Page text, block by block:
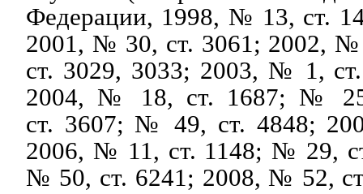
Федерации, 1998, № 13, ст.
2001, № 30, ст. 3061; 2002,
ст. 3029, 3033; 2003, № 1,
2004, № 18, ст. 1687; №
ст. 3607; № 49, ст. 4848;
2006, № 11, ст. 1148; № 29,
№ 50, ст. 6241; 2008, № 52,